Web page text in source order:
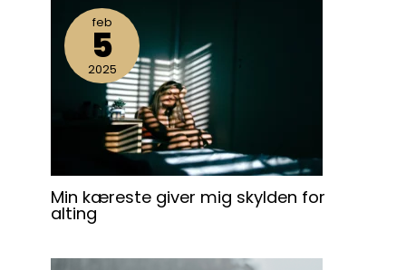
feb
5
2025
Min kæreste giver mig skylden for
alting